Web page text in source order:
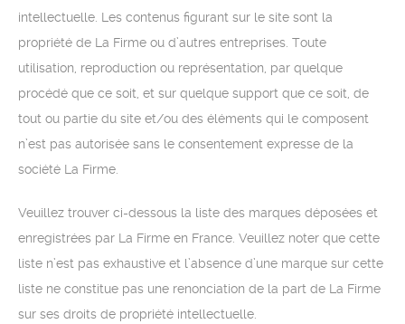
intellectuelle. Les contenus figurant sur le site sont la
propriété de La Firme ou d’autres entreprises. Toute
utilisation, reproduction ou représentation, par quelque
procédé que ce soit, et sur quelque support que ce soit, de
tout ou partie du site et/ou des éléments qui le composent
n’est pas autorisée sans le consentement expresse de la
société La Firme.
Veuillez trouver ci-dessous la liste des marques déposées et
enregistrées par La Firme en France. Veuillez noter que cette
liste n’est pas exhaustive et l’absence d’une marque sur cette
liste ne constitue pas une renonciation de la part de La Firme
sur ses droits de propriété intellectuelle.